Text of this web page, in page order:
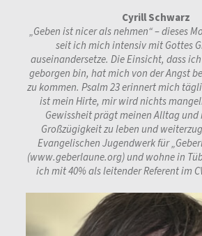
Cyrill Schwarz
„Geben ist nicer als nehmen“ – dieses
seit ich mich intensiv mit Gottes
auseinandersetze. Die Einsicht, dass
geborgen bin, hat mich von der Angst
zu kommen. Psalm 23 erinnert mich
ist mein Hirte, mir wird nichts
Gewissheit prägt meinen Alltag
Großzügigkeit zu leben und
Evangelischen Jugendwerk für
(www.geberlaune.org) und wohne in
ich mit 40% als leitender Referent im